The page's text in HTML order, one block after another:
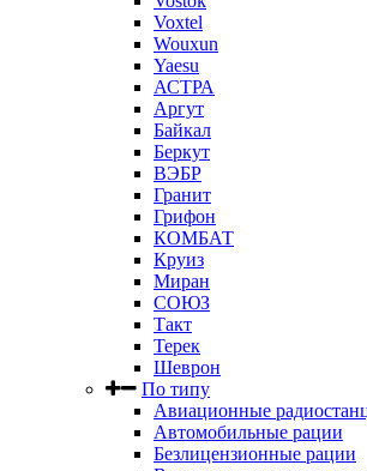
Voxtel
Wouxun
Yaesu
АСТРА
Аргут
Байкал
Беркут
ВЭБР
Гранит
Грифон
КОМБАТ
Круиз
Миран
СОЮЗ
Такт
Терек
Шеврон
По типу
Авиационные
Автомобильные рации
Безлицензионные рации